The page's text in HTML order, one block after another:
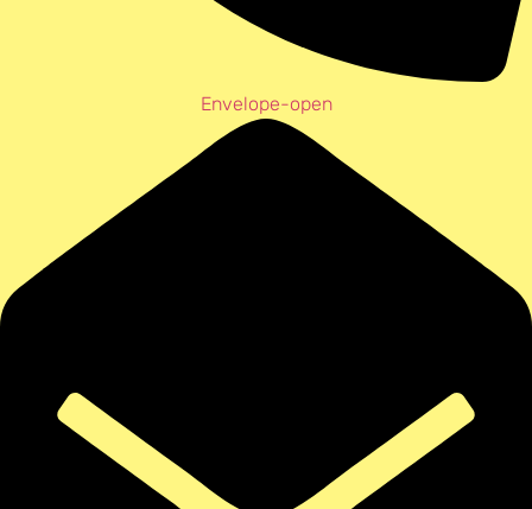
Envelope-open